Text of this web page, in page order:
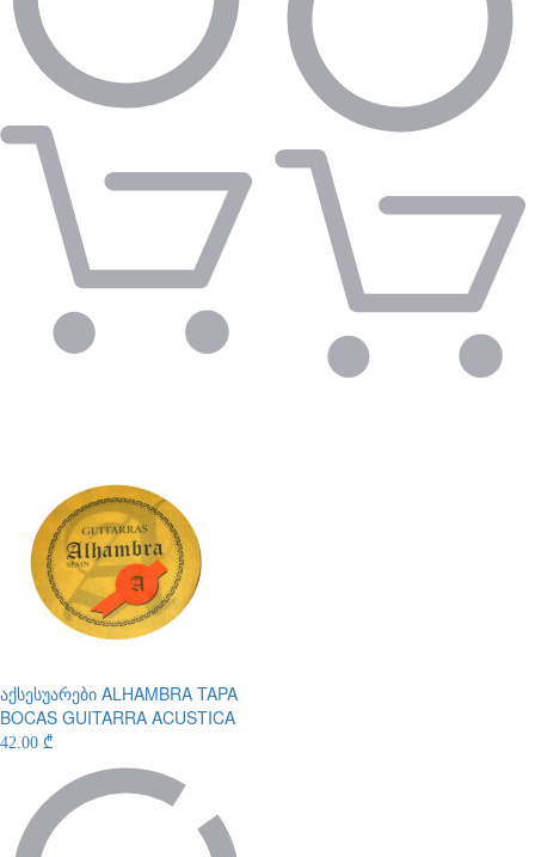
აქსესუარები ALHAMBRA TAPA
BOCAS GUITARRA ACUSTICA
42.00 ₾